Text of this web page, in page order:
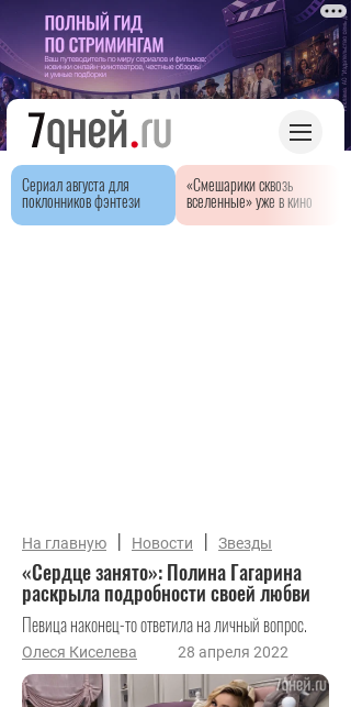
Сериал августа для
поклонников фэнтези
«Смешарики сквозь
вселенные» уже в кино
На главную | Новости | Звезды
«Сердце занято»: Полина Гагарина
раскрыла подробности своей любви
Певица наконец-то ответила на личный вопрос.
Олеся Киселева 28 апреля 2022